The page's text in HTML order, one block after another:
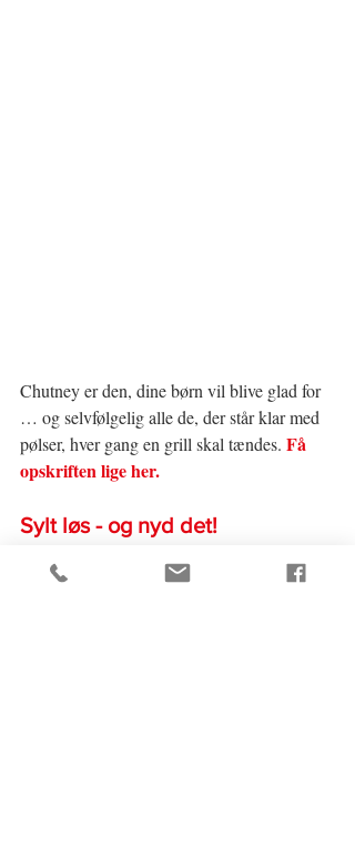
Chutney er den, dine børn vil blive glad for
… og selvfølgelig alle de, der står klar med
pølser, hver gang en grill skal tændes. Få
opskriften lige her.
Sylt løs - og nyd det!